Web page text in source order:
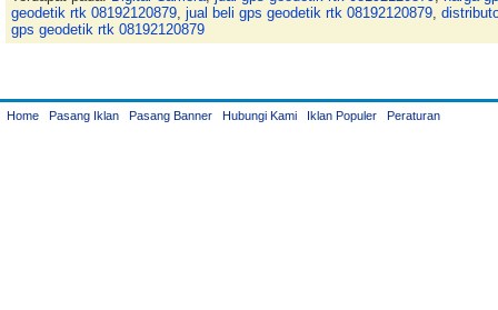
geodetik rtk 08192120879, jual beli gps geodetik rtk 08192120879,
gps geodetik rtk 08192120879
Home Pasang Iklan Pasang Banner Hubungi Kami Iklan Populer Peraturan